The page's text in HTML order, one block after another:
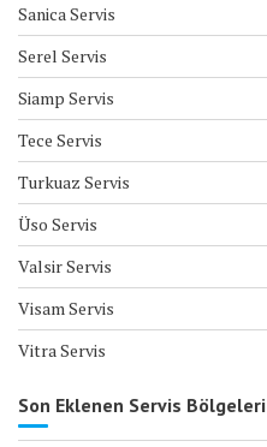
Sanica Servis
Serel Servis
Siamp Servis
Tece Servis
Turkuaz Servis
Üso Servis
Valsir Servis
Visam Servis
Vitra Servis
Son Eklenen Servis Bölgeleri